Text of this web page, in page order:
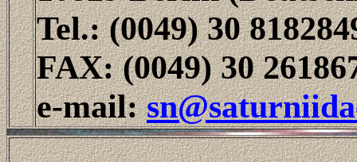
Tel.: (0049) 30
FAX: (0049) 30
e-mail: